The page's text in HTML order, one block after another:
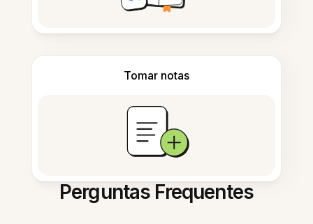
Tomar notas
Perguntas Frequentes